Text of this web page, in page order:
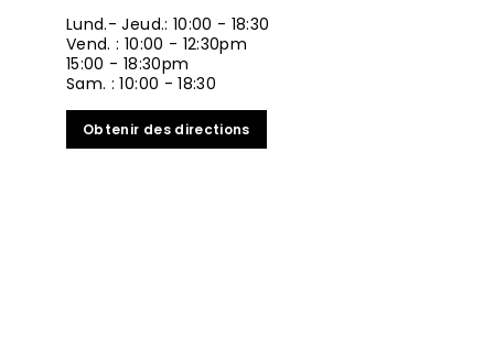
Lund.- Jeud.: 10:00 - 18:30
Vend. : 10:00 - 12:30pm
15:00 - 18:30pm
Sam. : 10:00 - 18:30
Obtenir des directions